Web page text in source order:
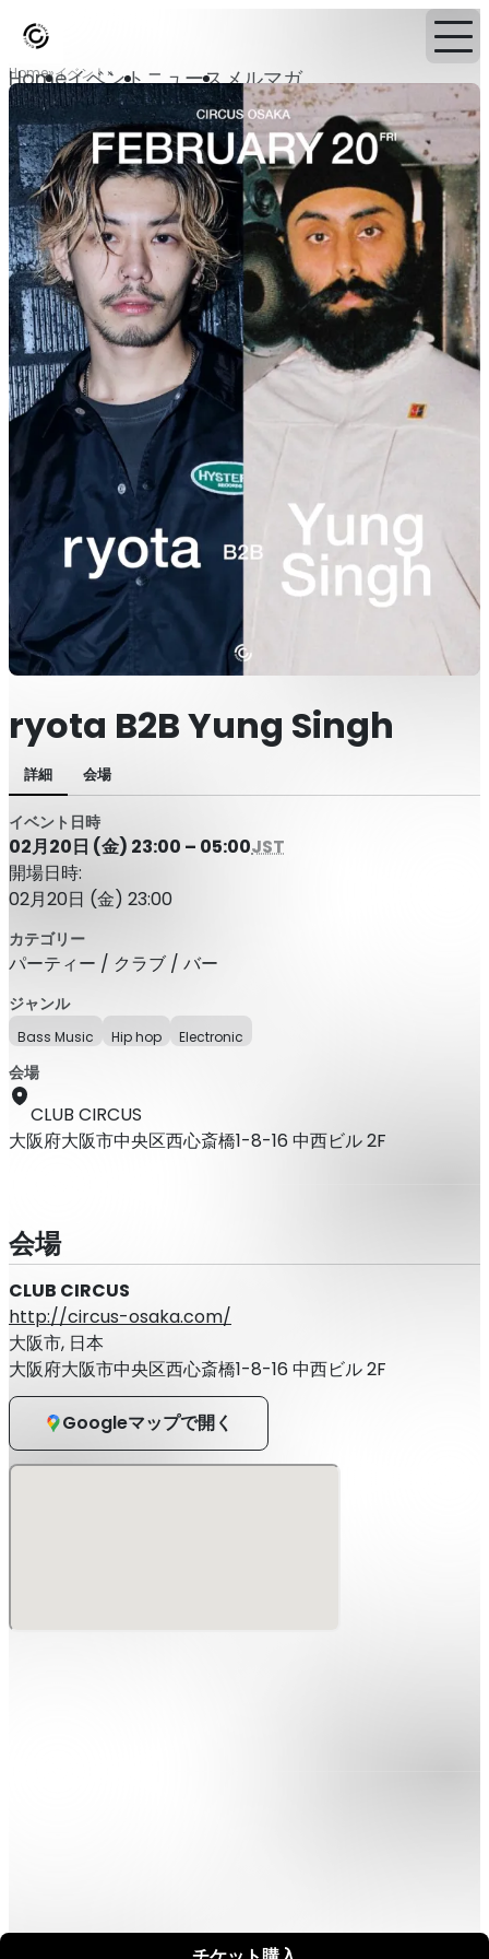
Homeイベントニュースメルマガ
Home イベント
ryota B2B Yung Singh
詳細 会場
イベント日時
02月20日 (金) 23:00 – 05:00JST
開場日時:
02月20日 (金) 23:00
カテゴリー
パーティー / クラブ / バー
ジャンル
Bass Music Hip hop Electronic
会場
CLUB CIRCUS
大阪府大阪市中央区西心斎橋1-8-16 中西ビル 2F
会場
CLUB CIRCUS
http://circus-osaka.com/
大阪市, 日本
大阪府大阪市中央区西心斎橋1-8-16 中西ビル 2F
Googleマップで開く